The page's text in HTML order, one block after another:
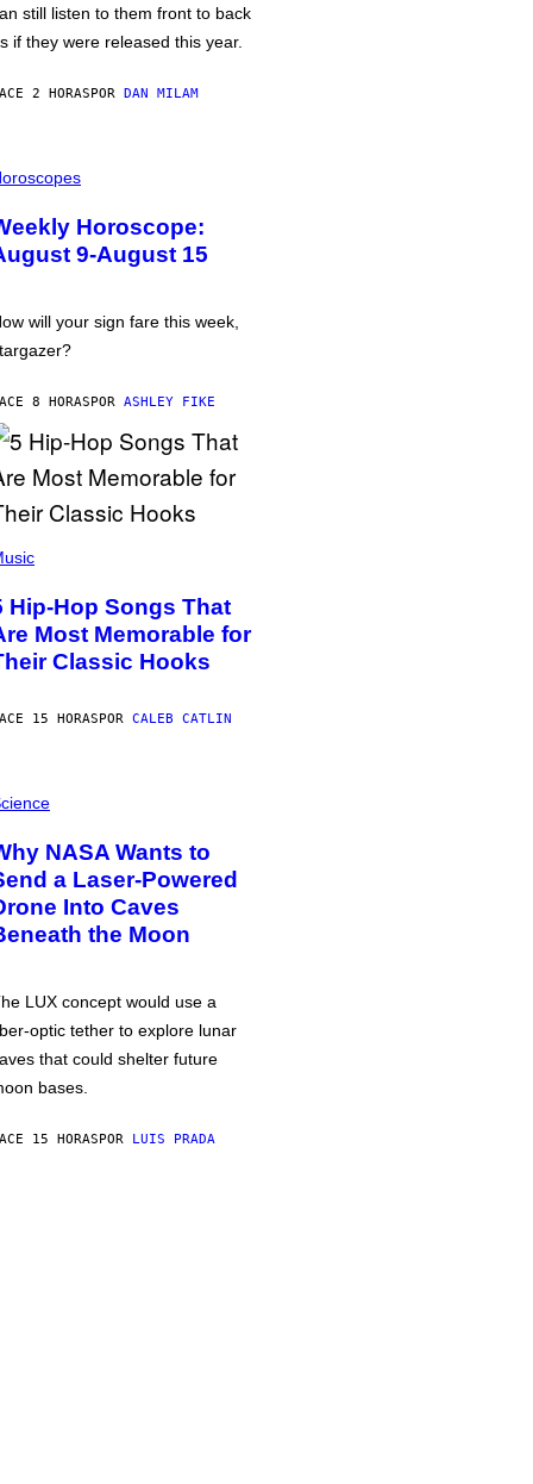
still listen to them front to back
if they were released this year.
2 HORASPOR DAN MILAM
Horoscope:
9-August 15
will your sign fare this week,
8 HORASPOR ASHLEY FIKE
Hip-Hop Songs That
Most Memorable for
Classic Hooks
15 HORASPOR CALEB CATLIN
NASA Wants to
a Laser-Powered
Into Caves
the Moon
LUX concept would use a
optic tether to explore lunar
that could shelter future
bases.
15 HORASPOR LUIS PRADA